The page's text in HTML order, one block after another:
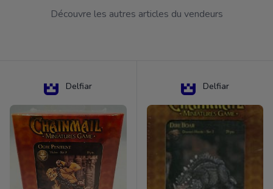
Découvre les autres articles du vendeurs
Delfiar Delfiar